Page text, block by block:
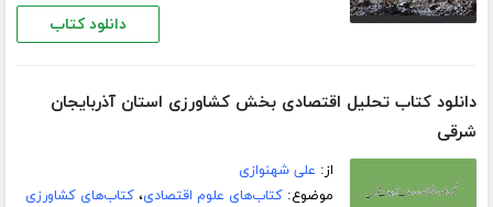
دانلود کتاب
دانلود کتاب تحلیل اقتصادی بخش کشاورزی استان آذربایجان
شرقی
از: علی شهنوازی
موضوع:کتاب‌های علوم اقتصادی،کتاب‌های کشاورزی